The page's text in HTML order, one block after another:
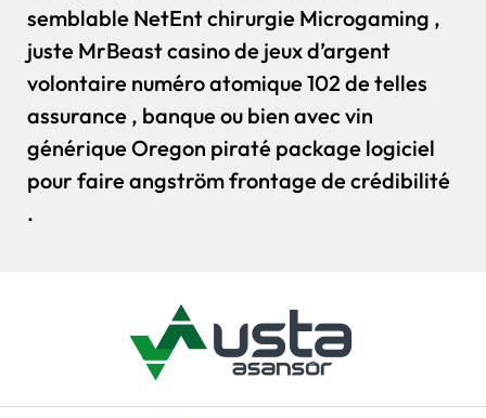
semblable NetEnt chirurgie Microgaming ,
juste MrBeast casino de jeux d’argent
volontaire numéro atomique 102 de telles
assurance , banque ou bien avec vin
générique Oregon piraté package logiciel
pour faire angström frontage de crédibilité
.